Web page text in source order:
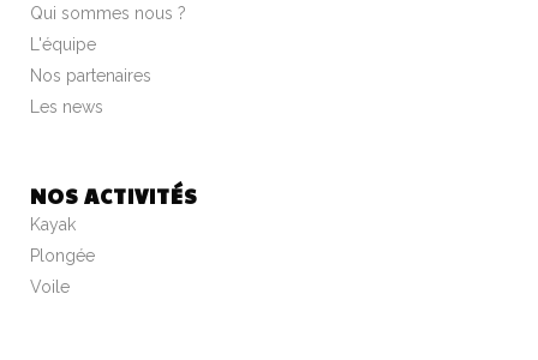
Qui sommes nous ?
L'équipe
Nos partenaires
Les news
NOS ACTIVITÉS
Kayak
Plongée
Voile